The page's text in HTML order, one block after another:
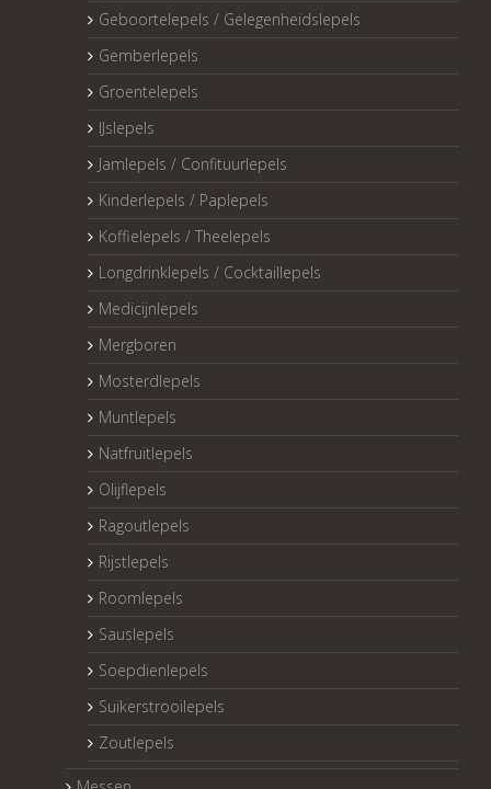
Geboortelepels / Gelegenheidslepels
Gemberlepels
Groentelepels
IJslepels
Jamlepels / Confituurlepels
Kinderlepels / Paplepels
Koffielepels / Theelepels
Longdrinklepels / Cocktaillepels
Medicijnlepels
Mergboren
Mosterdlepels
Muntlepels
Natfruitlepels
Olijflepels
Ragoutlepels
Rijstlepels
Roomlepels
Sauslepels
Soepdienlepels
Suikerstrooilepels
Zoutlepels